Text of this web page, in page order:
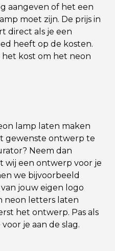
aangeven of het een
moet zijn. De prijs in
direct als je een
heeft op de kosten.
kost om het neon
lamp laten maken
gewenste ontwerp te
Neem dan
wij een ontwerp voor je
we bijvoorbeeld
jouw eigen logo
neon letters laten
het ontwerp. Pas als
je aan de slag.